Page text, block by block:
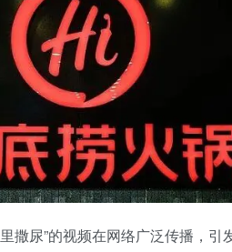
撒尿”的视频在网络广泛传播，引